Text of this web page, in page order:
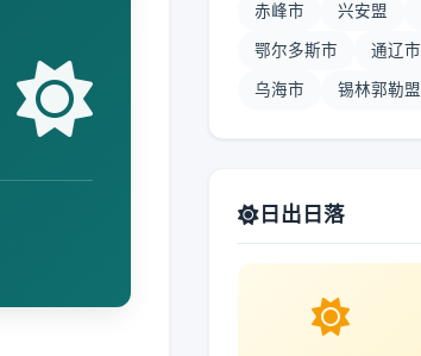
赤峰市 兴安盟
鄂尔多斯市 通辽市
乌海市 锡林郭勒盟
日出日落